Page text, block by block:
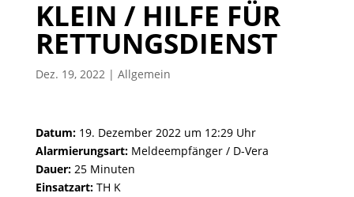
KLEIN / HILFE FÜR
RETTUNGSDIENST
Dez. 19, 2022| Allgemein
Datum:19. Dezember 2022 um 12:29 Uhr
Alarmierungsart:Meldeempfänger / D-Vera
Dauer:25 Minuten
Einsatzart:TH K